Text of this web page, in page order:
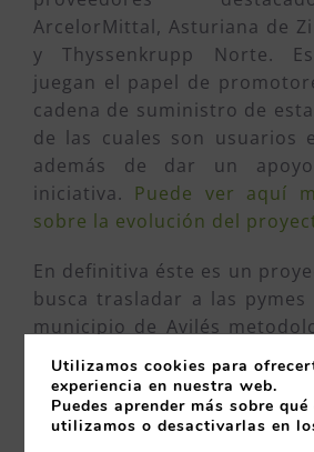
ArcelorMittal, Asturiana de
y Thyssenkrupp Norte.
juegan el papel de
cadena de suministro de
de las cuales son usuarios
además de dar un
iniciativa. Puede ver aquí
sobre la evolución del
En definitiva éste es un
busca trasladar a las
municipio de Avilés
en gestión, que se
Lean manufacturing y
aplicación en las grandes
industriales con
Utilizamos cookies para
experiencia en nuestra web.
Puedes aprender más sobre
utilizamos o desactivarlas en